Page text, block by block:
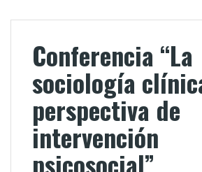
Conferencia “La
sociología
perspectiva de
intervención
psicosocial”